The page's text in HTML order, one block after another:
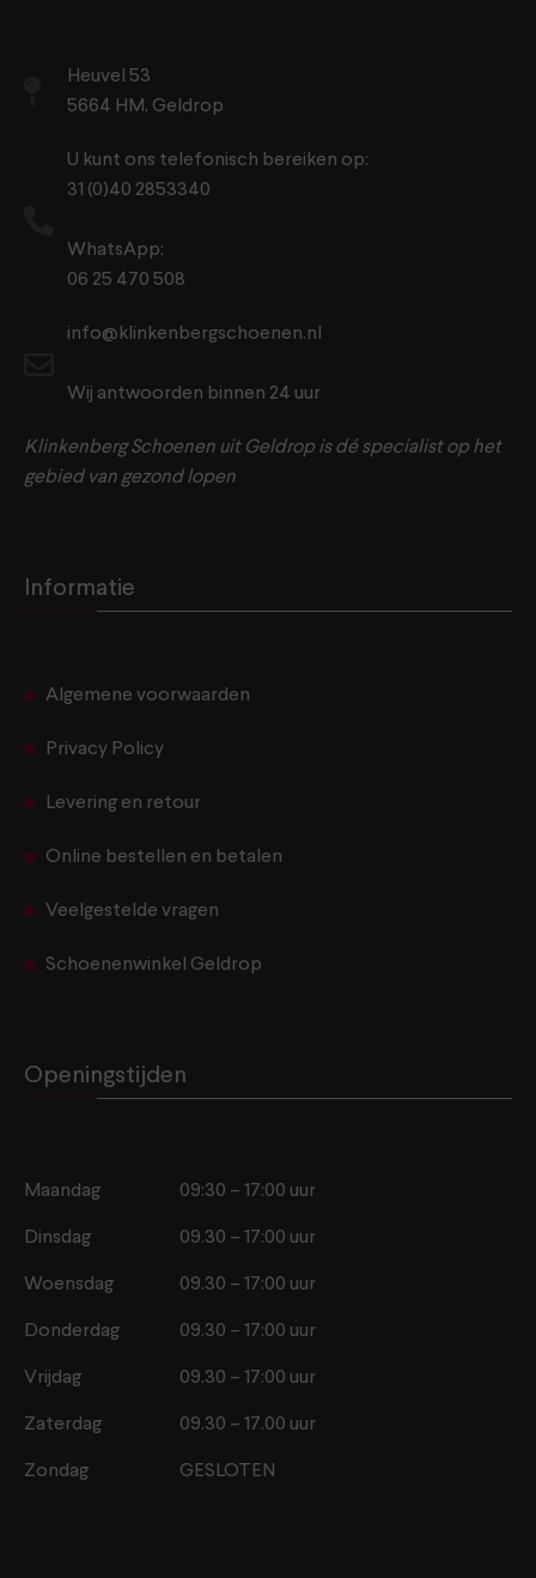
Heuvel 53
5664 HM, Geldrop
U kunt ons telefonisch bereiken op:
31 (0)40 2853340
WhatsApp:
06 25 470 508
info@klinkenbergschoenen.nl
Wij antwoorden binnen 24 uur
Klinkenberg Schoenen uit Geldrop is dé specialist op het
gebied van gezond lopen
Informatie
Algemene voorwaarden
Privacy Policy
Levering en retour
Online bestellen en betalen
Veelgestelde vragen
Schoenenwinkel Geldrop
Openingstijden
Maandag 09:30 – 17:00 uur
Dinsdag 09.30 – 17:00 uur
Woensdag 09.30 – 17:00 uur
Donderdag 09.30 – 17:00 uur
Vrijdag 09.30 – 17:00 uur
Zaterdag 09.30 – 17.00 uur
Zondag GESLOTEN